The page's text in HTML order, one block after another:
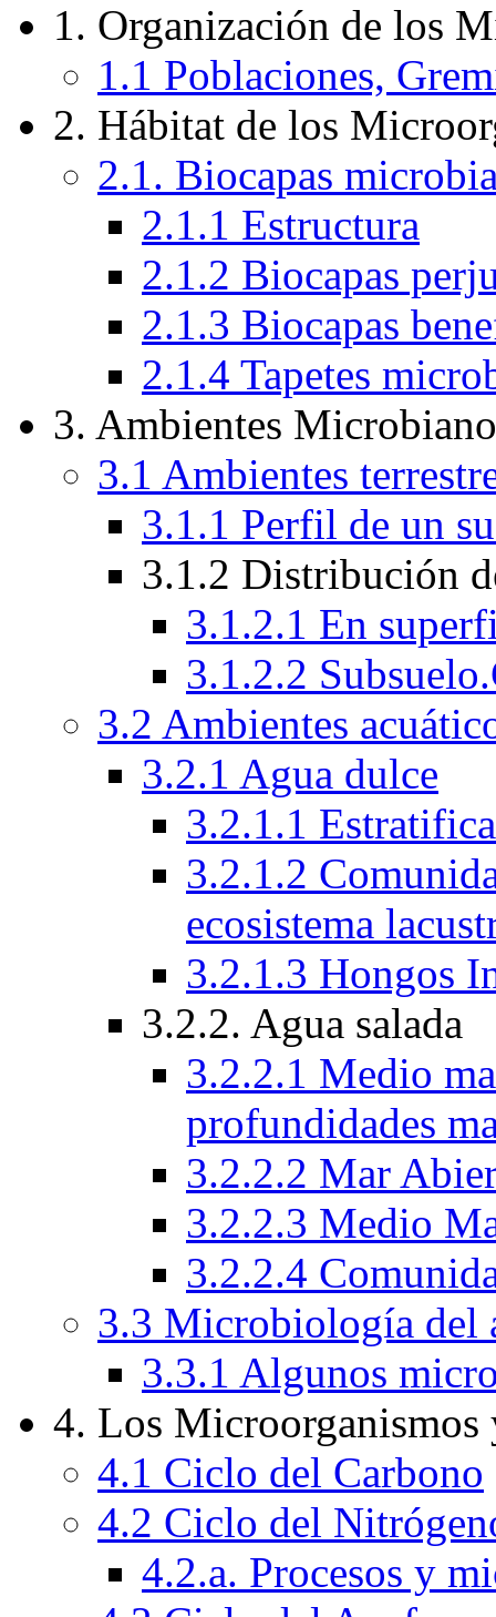
1. Organización de los
1.1 Poblaciones,
2. Hábitat de los
2.1. Biocapas
2.1.1 Estructura
2.1.2 Biocapas
2.1.3 Biocapas
2.1.4 Tapetes
3. Ambientes
3.1 Ambientes
3.1.1 Perfil de un
3.1.2 Distribución
3.1.2.1 En
3.1.2.2
3.2 Ambientes
3.2.1 Agua dulce
3.2.1.1
3.2.1.2
ecosistema
3.2.1.3 Hongos
3.2.2. Agua salada
3.2.2.1 Medio
profundidades
3.2.2.2 Mar
3.2.2.3 Medio
3.2.2.4
3.3 Microbiología del
3.3.1 Algunos
4. Los
4.1 Ciclo del Carbono
4.2 Ciclo del
4.2.a. Procesos y